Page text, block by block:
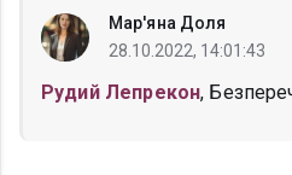
Мар'яна Доля
28.10.2022, 14:01:43
Рудий Лепрекон,